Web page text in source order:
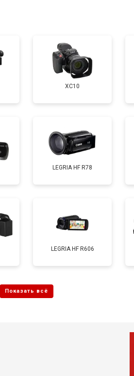
XC10
LEGRIA HF R78
LEGRIA HF R606